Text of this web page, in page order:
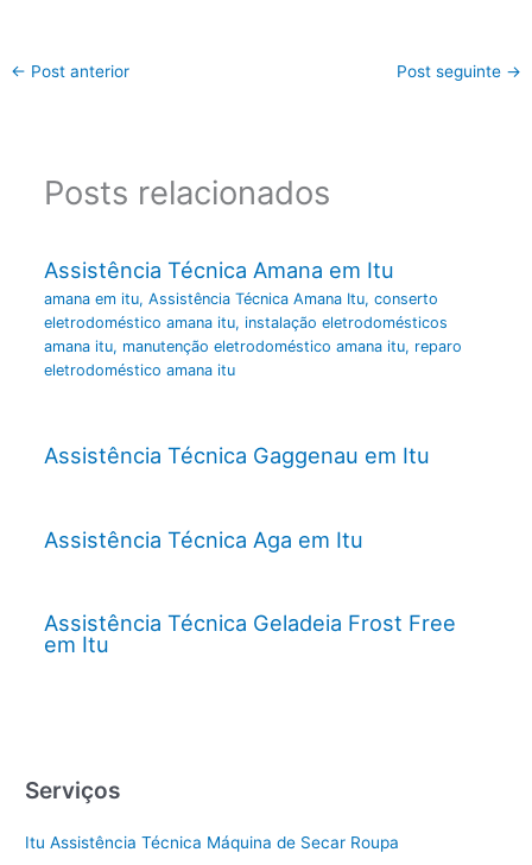
← Post anterior Post seguinte →
Posts relacionados
Assistência Técnica Amana em Itu
amana em itu, Assistência Técnica Amana Itu, conserto
eletrodoméstico amana itu, instalação eletrodomésticos
amana itu, manutenção eletrodoméstico amana itu, reparo
eletrodoméstico amana itu
Assistência Técnica Gaggenau em Itu
Assistência Técnica Aga em Itu
Assistência Técnica Geladeia Frost Free
em Itu
Serviços
Itu Assistência Técnica Máquina de Secar Roupa